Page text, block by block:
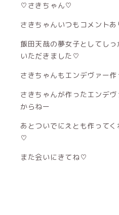
♡さきちゃん♡
さきちゃんいつもコメント
飯田天哉の夢女子としてし
いただきました♡
さきちゃんもエンデヴァー
さきちゃんが作ったエンデ
からねー
あとついでにえとも作って
♡
また会いにきてね♡